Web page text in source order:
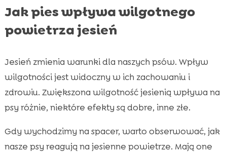
Jak pies wpływa wilgotnego
powietrza jesień
Jesień zmienia warunki dla naszych psów. Wpływ
wilgotności jest widoczny w ich zachowaniu i
zdrowiu. Zwiększona wilgotność jesienią wpływa na
psy różnie, niektóre efekty są dobre, inne złe.
Gdy wychodzimy na spacer, warto obserwować, jak
nasze psy reagują na jesienne powietrze. Mają one